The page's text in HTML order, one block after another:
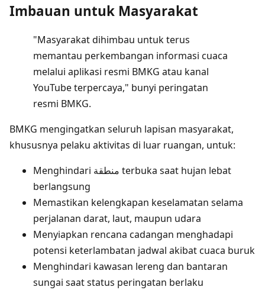
Imbauan untuk Masyarakat
"Masyarakat dihimbau untuk terus
memantau perkembangan informasi cuaca
melalui aplikasi resmi BMKG atau kanal
YouTube terpercaya," bunyi peringatan
resmi BMKG.
BMKG mengingatkan seluruh lapisan masyarakat,
khususnya pelaku aktivitas di luar ruangan, untuk:
Menghindari منطقة terbuka saat hujan lebat
berlangsung
Memastikan kelengkapan keselamatan selama
perjalanan darat, laut, maupun udara
Menyiapkan rencana cadangan menghadapi
potensi keterlambatan jadwal akibat cuaca buruk
Menghindari kawasan lereng dan bantaran
sungai saat status peringatan berlaku